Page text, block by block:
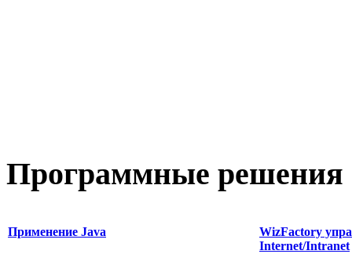
Программные решения
Применение Java
WizFactory
Internet/Intranet